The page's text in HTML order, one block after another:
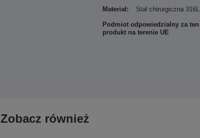
Materiał: Stal chirurgiczna 316L
Podmiot odpowiedzialny za ten
produkt na terenie UE
Zobacz również